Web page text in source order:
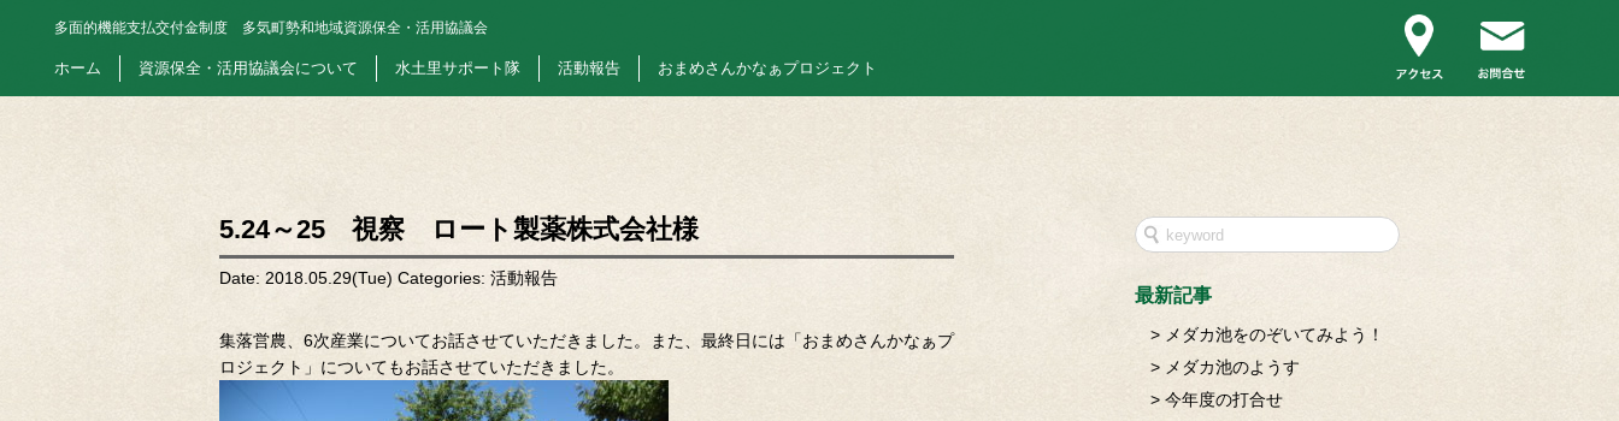
多面的機能支払交付金制度 多気町勢和地域資源保全・活用協議会
ホーム 資源保全・活用協議会について 水土里サポート隊 活動報告 おまめさんかなぁプロジェクト
5.24～25 視察 ロート製薬株式会社様
Date: 2018.05.29(Tue) Categories: 活動報告
集落営農、6次産業についてお話させていただきました。また、最終日には「おまめさんかなぁプ
ロジェクト」についてもお話させていただきました。
最新記事
メダカ池をのぞいてみよう！
メダカ池のようす
今年度の打合せ